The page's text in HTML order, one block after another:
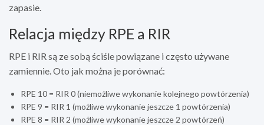
zapasie.
Relacja między RPE a RIR
RPE i RIR są ze sobą ściśle powiązane i często używane
zamiennie. Oto jak można je porównać:
RPE 10 = RIR 0 (niemożliwe wykonanie kolejnego powtórzenia)
RPE 9 = RIR 1 (możliwe wykonanie jeszcze 1 powtórzenia)
RPE 8 = RIR 2 (możliwe wykonanie jeszcze 2 powtórzeń)